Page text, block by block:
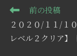
そ
他
の
前の投稿
２０２０/１１/１
レベル２クリア】